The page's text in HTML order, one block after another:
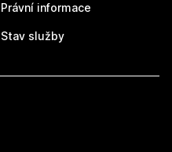
Právní informace
Stav služby